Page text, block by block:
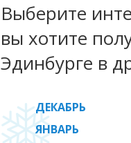
Выберите
вы хотите
Эдинбурге в
ДЕКАБРЬ
ЯНВАРЬ